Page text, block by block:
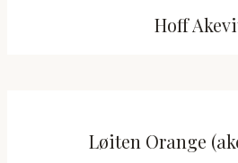
Hoff
Løiten Orange